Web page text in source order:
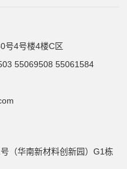
号4号楼4楼C区
55069508 55061584
（华南新材料创新园）G1栋